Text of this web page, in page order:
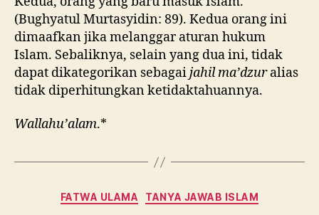
(Bughyatul Murtasyidin: 89). Kedua orang ini
dimaafkan jika melanggar aturan hukum
Islam. Sebaliknya, selain yang dua ini, tidak
dapat dikategorikan sebagaijahil ma’dzuralias
tidak diperhitungkan ketidaktahuannya.
Wallahu’alam.*
Categories
FATWA ULAMA TANYA JAWAB ISLAM